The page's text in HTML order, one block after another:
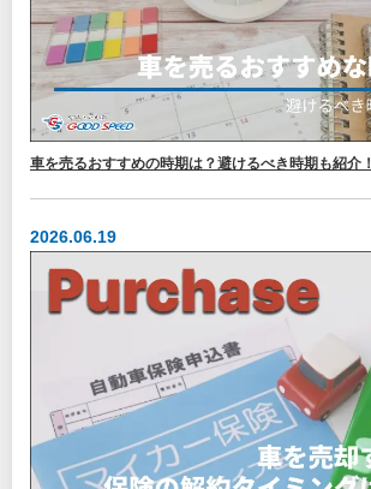
車を売るおすすめの時期は？避けるべき時期も紹介！
2026.06.19